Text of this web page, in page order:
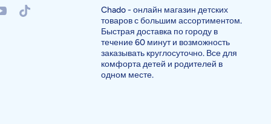
chadouzb@chado982
tiktokcom/@chadouzbChado - онлайн магазин детских
товаров с большим ассортиментом.
Быстрая доставка по городу в
течение 60 минут и возможность
заказывать круглосуточно. Все для
комфорта детей и родителей в
одном месте.